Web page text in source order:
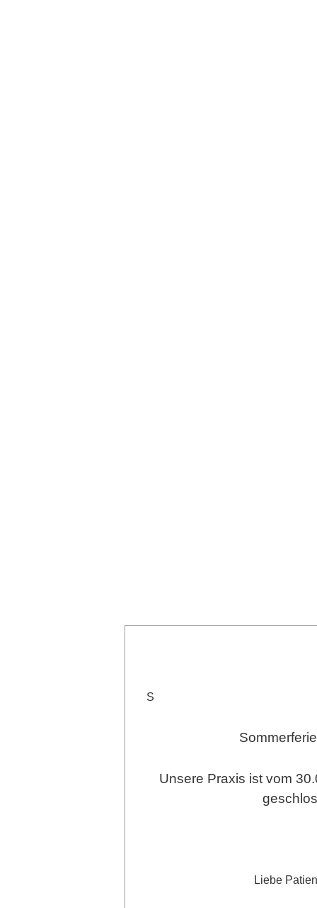
S
Unsere Praxis ist vom
Liebe